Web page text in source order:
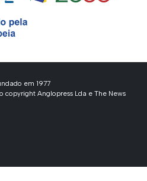
em 1977
copyright Anglopress Lda e The News